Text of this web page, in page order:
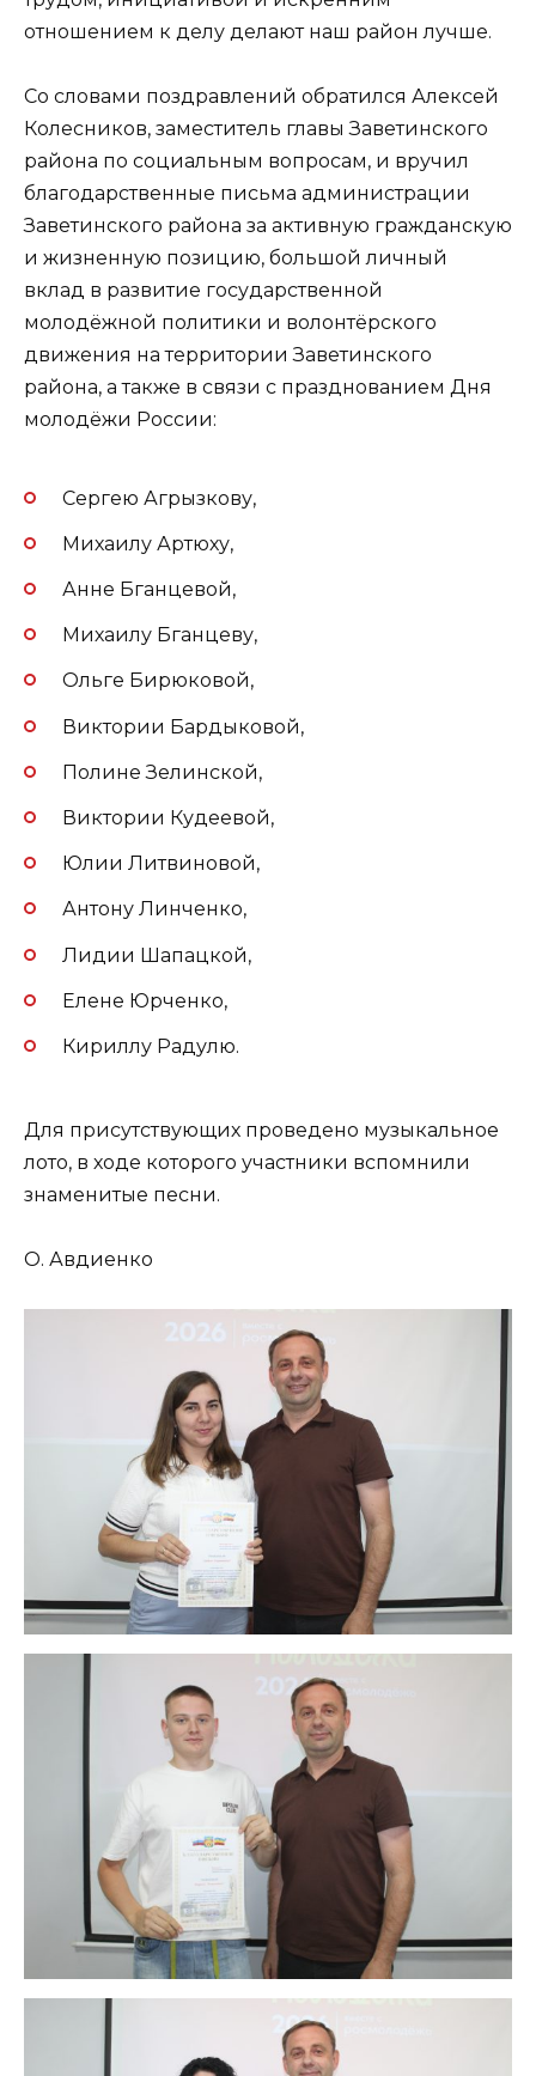
отношением к делу делают наш район лучше.
Со словами поздравлений обратился Алексей
Колесников, заместитель главы Заветинского
района по социальным вопросам, и вручил
благодарственные письма администрации
Заветинского района за активную гражданскую
и жизненную позицию, большой личный
вклад в развитие государственной
молодёжной политики и волонтёрского
движения на территории Заветинского
района, а также в связи с празднованием Дня
молодёжи России:
Сергею Агрызкову,
Михаилу Артюху,
Анне Бганцевой,
Михаилу Бганцеву,
Ольге Бирюковой,
Виктории Бардыковой,
Полине Зелинской,
Виктории Кудеевой,
Юлии Литвиновой,
Антону Линченко,
Лидии Шапацкой,
Елене Юрченко,
Кириллу Радулю.
Для присутствующих проведено музыкальное
лото, в ходе которого участники вспомнили
знаменитые песни.
О. Авдиенко